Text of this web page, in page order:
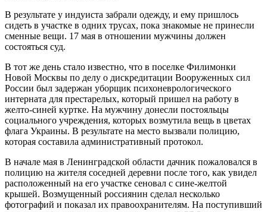
В результате у индуиста забрали одежду, и ему пришлось
сидеть в участке в одних трусах, пока знакомые не принесли
сменные вещи. 17 мая в отношении мужчины должен
состояться суд.
В тот же день стало известно, что в поселке Филимонки
Новой Москвы по делу о дискредитации Вооруженных сил
России был задержан уборщик психоневрологического
интерната для престарелых, который пришел на работу в
желто-синей куртке. На мужчину донесли постояльцы
социального учреждения, которых возмутила вещь в цветах
флага Украины. В результате на место вызвали полицию,
которая составила административный протокол.
В начале мая в Ленинградской области дачник пожаловался в
полицию на жителя соседней деревни после того, как увидел
расположенный на его участке сеновал с сине-желтой
крышей. Возмущенный россиянин сделал несколько
фотографий и показал их правоохранителям. На поступивший